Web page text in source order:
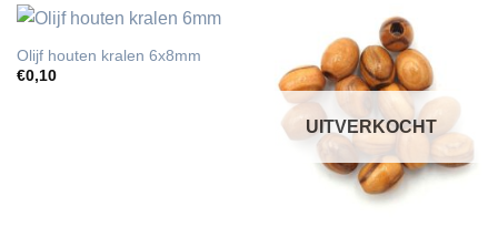
Olijf houten kralen 6x8mm
€0,10
UITVERKOCHT